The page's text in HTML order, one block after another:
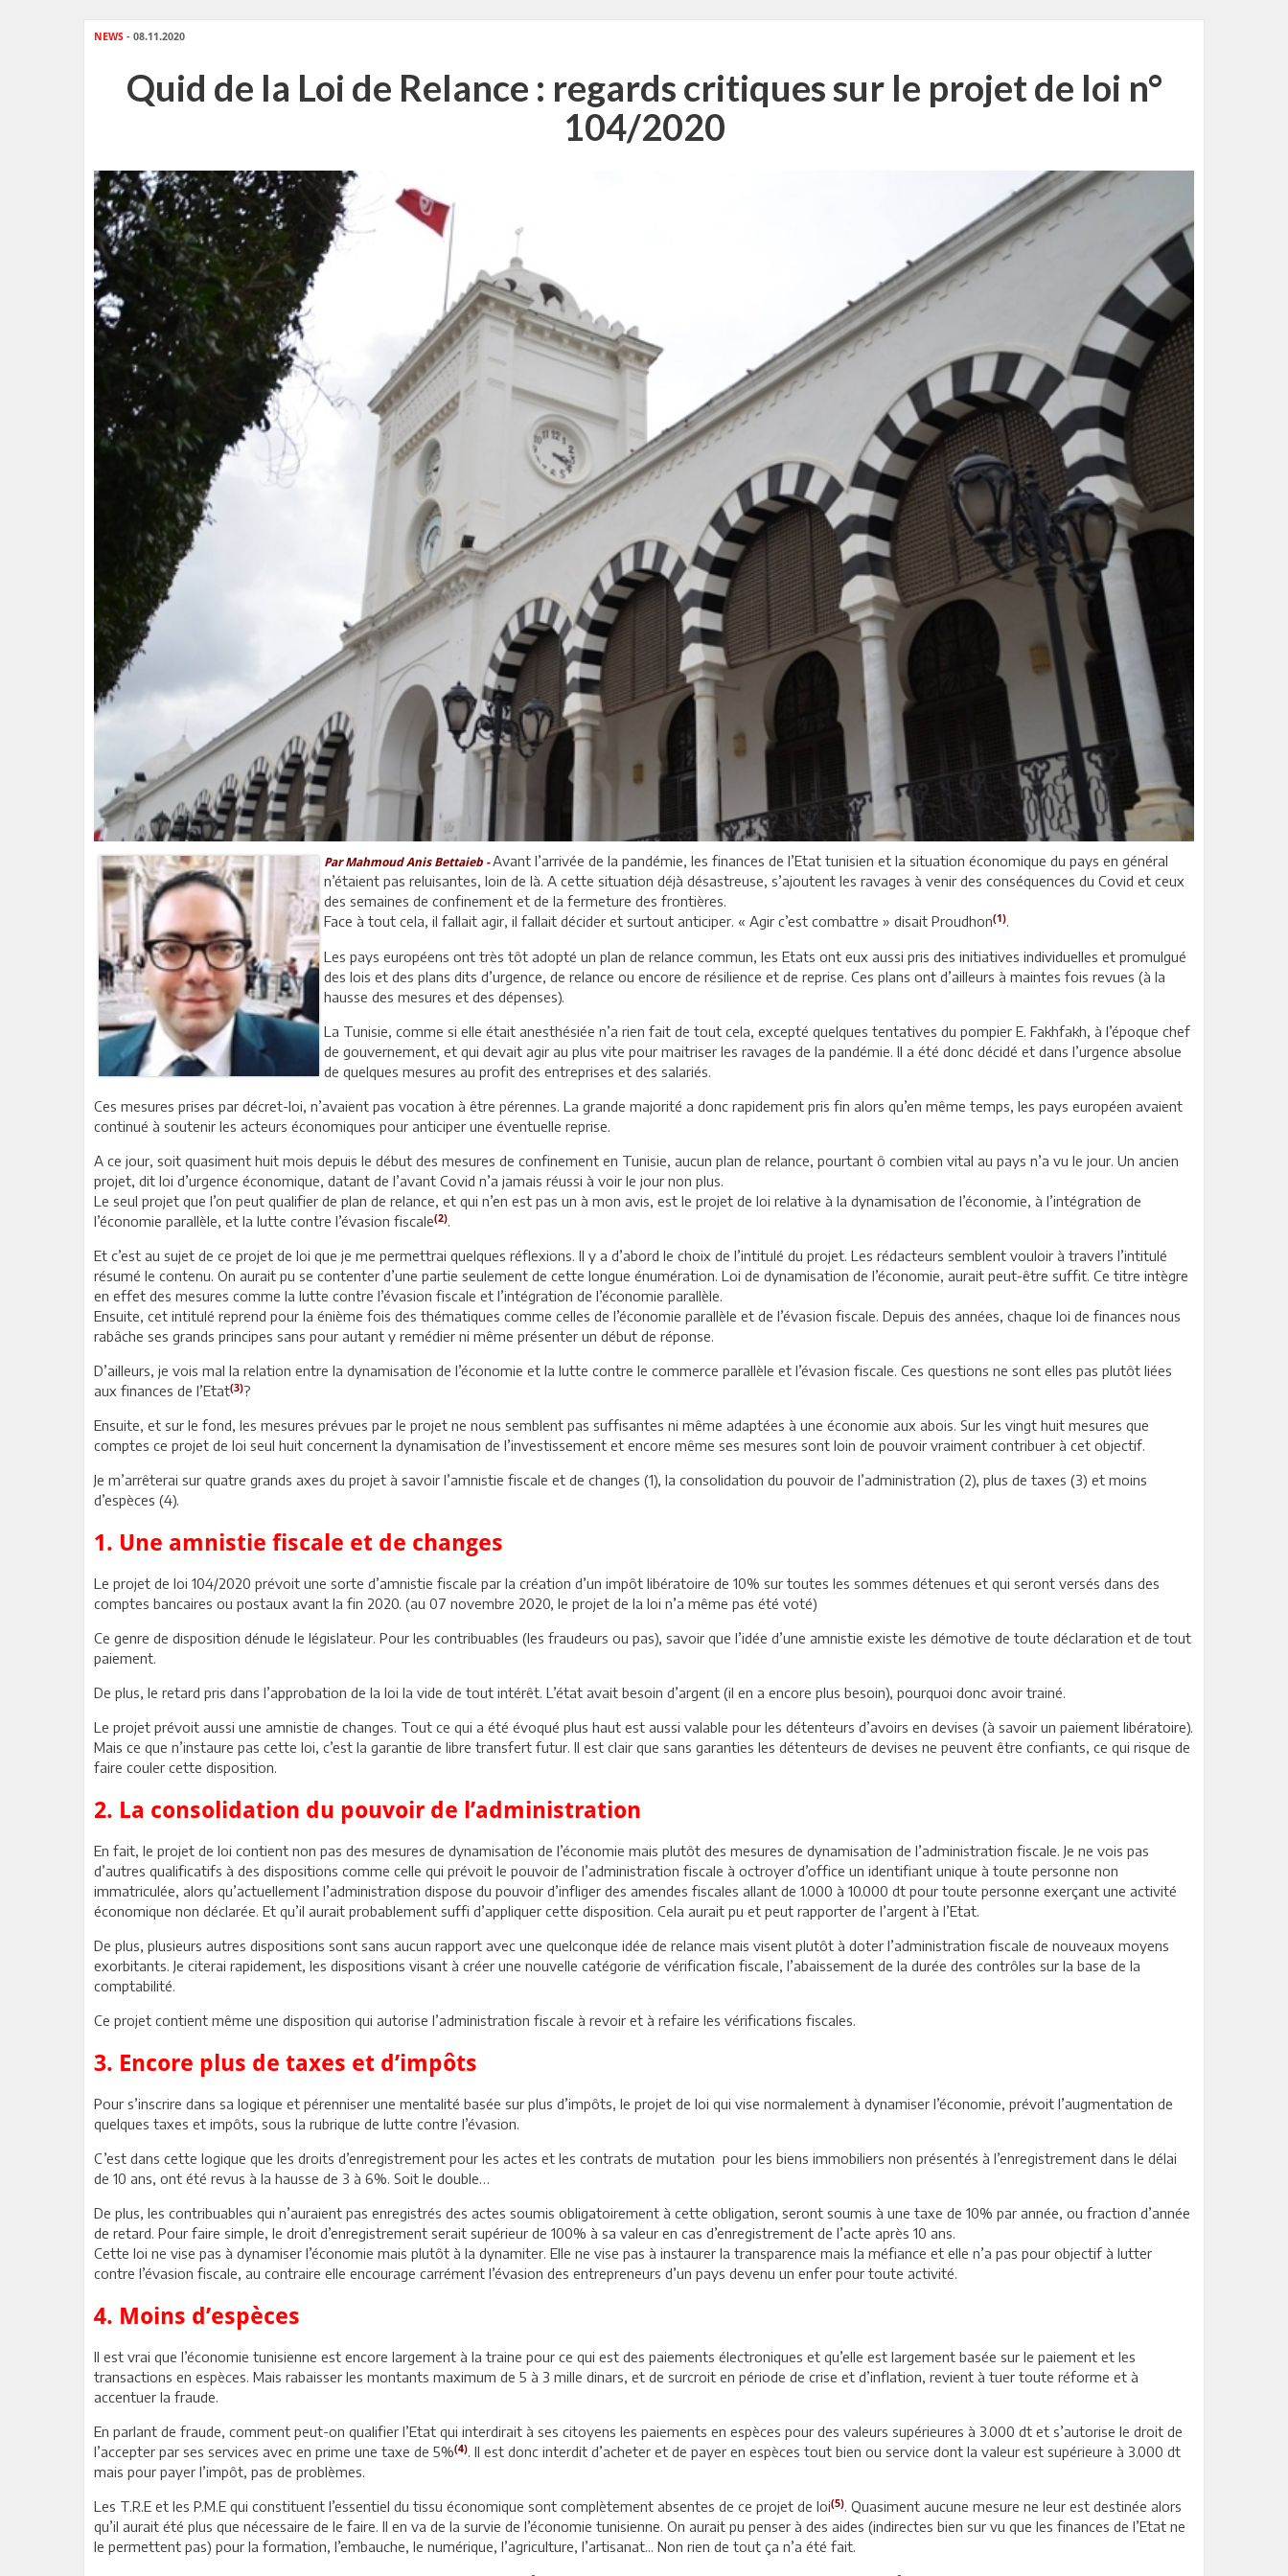
NEWS - 08.11.2020
Quid de la Loi de Relance : regards critiques sur le projet de loi n°
104/2020
Par Mahmoud Anis Bettaieb - Avant l’arrivée de la pandémie, les finances de l’Etat tunisien et la situation économique du pays en général
n’étaient pas reluisantes, loin de là. A cette situation déjà désastreuse, s’ajoutent les ravages à venir des conséquences du Covid et ceux
des semaines de confinement et de la fermeture des frontières.
Face à tout cela, il fallait agir, il fallait décider et surtout anticiper. « Agir c’est combattre » disait Proudhon(1).
Les pays européens ont très tôt adopté un plan de relance commun, les Etats ont eux aussi pris des initiatives individuelles et promulgué
des lois et des plans dits d’urgence, de relance ou encore de résilience et de reprise. Ces plans ont d’ailleurs à maintes fois revues (à la
hausse des mesures et des dépenses).
La Tunisie, comme si elle était anesthésiée n’a rien fait de tout cela, excepté quelques tentatives du pompier E. Fakhfakh, à l’époque chef
de gouvernement, et qui devait agir au plus vite pour maitriser les ravages de la pandémie. Il a été donc décidé et dans l’urgence absolue
de quelques mesures au profit des entreprises et des salariés.
Ces mesures prises par décret-loi, n’avaient pas vocation à être pérennes. La grande majorité a donc rapidement pris fin alors qu’en même temps, les pays européen avaient
continué à soutenir les acteurs économiques pour anticiper une éventuelle reprise.
A ce jour, soit quasiment huit mois depuis le début des mesures de confinement en Tunisie, aucun plan de relance, pourtant ô combien vital au pays n’a vu le jour. Un ancien
projet, dit loi d’urgence économique, datant de l’avant Covid n’a jamais réussi à voir le jour non plus.
Le seul projet que l’on peut qualifier de plan de relance, et qui n’en est pas un à mon avis, est le projet de loi relative à la dynamisation de l’économie, à l’intégration de
l’économie parallèle, et la lutte contre l’évasion fiscale(2).
Et c’est au sujet de ce projet de loi que je me permettrai quelques réflexions. Il y a d’abord le choix de l’intitulé du projet. Les rédacteurs semblent vouloir à travers l’intitulé
résumé le contenu. On aurait pu se contenter d’une partie seulement de cette longue énumération. Loi de dynamisation de l’économie, aurait peut-être suffit. Ce titre intègre
en effet des mesures comme la lutte contre l’évasion fiscale et l’intégration de l’économie parallèle.
Ensuite, cet intitulé reprend pour la énième fois des thématiques comme celles de l’économie parallèle et de l’évasion fiscale. Depuis des années, chaque loi de finances nous
rabâche ses grands principes sans pour autant y remédier ni même présenter un début de réponse.
D’ailleurs, je vois mal la relation entre la dynamisation de l’économie et la lutte contre le commerce parallèle et l’évasion fiscale. Ces questions ne sont elles pas plutôt liées
aux finances de l’Etat(3)?
Ensuite, et sur le fond, les mesures prévues par le projet ne nous semblent pas suffisantes ni même adaptées à une économie aux abois. Sur les vingt huit mesures que
comptes ce projet de loi seul huit concernent la dynamisation de l’investissement et encore même ses mesures sont loin de pouvoir vraiment contribuer à cet objectif.
Je m’arrêterai sur quatre grands axes du projet à savoir l’amnistie fiscale et de changes (1), la consolidation du pouvoir de l’administration (2), plus de taxes (3) et moins
d’espèces (4).
1. Une amnistie fiscale et de changes
Le projet de loi 104/2020 prévoit une sorte d’amnistie fiscale par la création d’un impôt libératoire de 10% sur toutes les sommes détenues et qui seront versés dans des
comptes bancaires ou postaux avant la fin 2020. (au 07 novembre 2020, le projet de la loi n’a même pas été voté)
Ce genre de disposition dénude le législateur. Pour les contribuables (les fraudeurs ou pas), savoir que l’idée d’une amnistie existe les démotive de toute déclaration et de tout
paiement.
De plus, le retard pris dans l’approbation de la loi la vide de tout intérêt. L’état avait besoin d’argent (il en a encore plus besoin), pourquoi donc avoir trainé.
Le projet prévoit aussi une amnistie de changes. Tout ce qui a été évoqué plus haut est aussi valable pour les détenteurs d’avoirs en devises (à savoir un paiement libératoire).
Mais ce que n’instaure pas cette loi, c’est la garantie de libre transfert futur. Il est clair que sans garanties les détenteurs de devises ne peuvent être confiants, ce qui risque de
faire couler cette disposition.
2. La consolidation du pouvoir de l’administration
En fait, le projet de loi contient non pas des mesures de dynamisation de l’économie mais plutôt des mesures de dynamisation de l’administration fiscale. Je ne vois pas
d’autres qualificatifs à des dispositions comme celle qui prévoit le pouvoir de l’administration fiscale à octroyer d’office un identifiant unique à toute personne non
immatriculée, alors qu’actuellement l’administration dispose du pouvoir d’infliger des amendes fiscales allant de 1.000 à 10.000 dt pour toute personne exerçant une activité
économique non déclarée. Et qu’il aurait probablement suffi d’appliquer cette disposition. Cela aurait pu et peut rapporter de l’argent à l’Etat.
De plus, plusieurs autres dispositions sont sans aucun rapport avec une quelconque idée de relance mais visent plutôt à doter l’administration fiscale de nouveaux moyens
exorbitants. Je citerai rapidement, les dispositions visant à créer une nouvelle catégorie de vérification fiscale, l’abaissement de la durée des contrôles sur la base de la
comptabilité.
Ce projet contient même une disposition qui autorise l’administration fiscale à revoir et à refaire les vérifications fiscales.
3. Encore plus de taxes et d’impôts
Pour s’inscrire dans sa logique et pérenniser une mentalité basée sur plus d’impôts, le projet de loi qui vise normalement à dynamiser l’économie, prévoit l’augmentation de
quelques taxes et impôts, sous la rubrique de lutte contre l’évasion.
C’est dans cette logique que les droits d’enregistrement pour les actes et les contrats de mutation pour les biens immobiliers non présentés à l’enregistrement dans le délai
de 10 ans, ont été revus à la hausse de 3 à 6%. Soit le double…
De plus, les contribuables qui n’auraient pas enregistrés des actes soumis obligatoirement à cette obligation, seront soumis à une taxe de 10% par année, ou fraction d’année
de retard. Pour faire simple, le droit d’enregistrement serait supérieur de 100% à sa valeur en cas d’enregistrement de l’acte après 10 ans.
Cette loi ne vise pas à dynamiser l’économie mais plutôt à la dynamiter. Elle ne vise pas à instaurer la transparence mais la méfiance et elle n’a pas pour objectif à lutter
contre l’évasion fiscale, au contraire elle encourage carrément l’évasion des entrepreneurs d’un pays devenu un enfer pour toute activité.
4. Moins d’espèces
Il est vrai que l’économie tunisienne est encore largement à la traine pour ce qui est des paiements électroniques et qu’elle est largement basée sur le paiement et les
transactions en espèces. Mais rabaisser les montants maximum de 5 à 3 mille dinars, et de surcroit en période de crise et d’inflation, revient à tuer toute réforme et à
accentuer la fraude.
En parlant de fraude, comment peut-on qualifier l’Etat qui interdirait à ses citoyens les paiements en espèces pour des valeurs supérieures à 3.000 dt et s’autorise le droit de
l’accepter par ses services avec en prime une taxe de 5%(4). Il est donc interdit d’acheter et de payer en espèces tout bien ou service dont la valeur est supérieure à 3.000 dt
mais pour payer l’impôt, pas de problèmes.
Les T.R.E et les P.M.E qui constituent l’essentiel du tissu économique sont complètement absentes de ce projet de loi(5). Quasiment aucune mesure ne leur est destinée alors
qu’il aurait été plus que nécessaire de le faire. Il en va de la survie de l’économie tunisienne. On aurait pu penser à des aides (indirectes bien sur vu que les finances de l’Etat ne
le permettent pas) pour la formation, l’embauche, le numérique, l’agriculture, l’artisanat... Non rien de tout ça n’a été fait.